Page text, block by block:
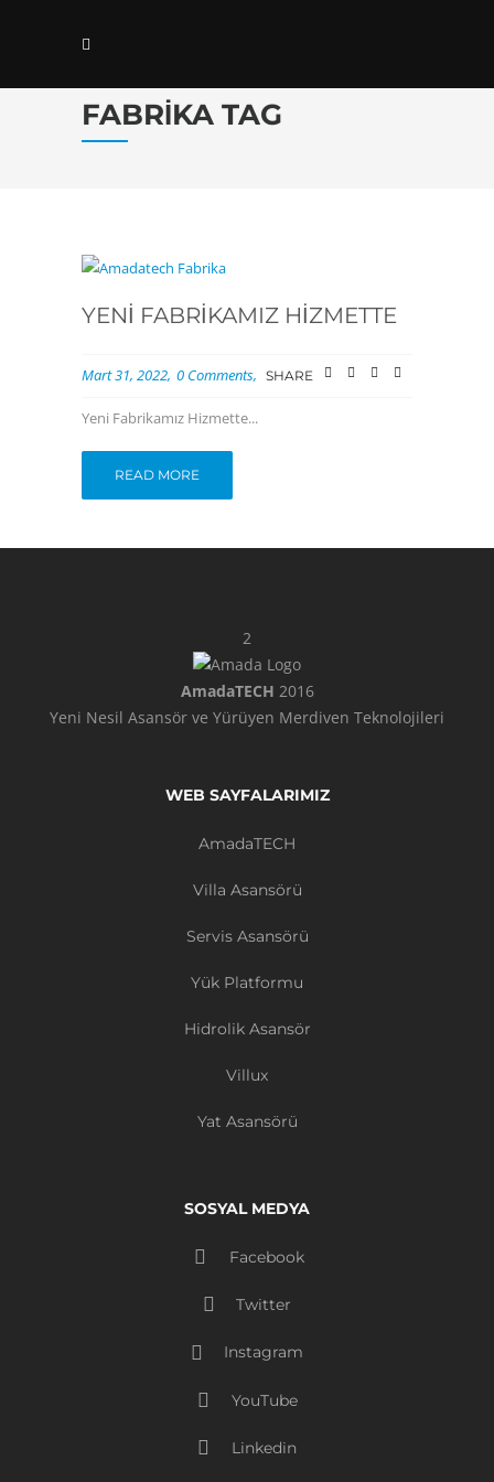
FABRIKA TAG
YENI FABRIKAMIZ HIZMETTE
Mart 31, 2022 0 Comments SHARE
Yeni Fabrikamız Hizmette...
READ MORE
2
AmadaTECH 2016
Yeni Nesil Asansör ve Yürüyen Merdiven Teknolojileri
WEB SAYFALARIMIZ
AmadaTECH
Villa Asansörü
Servis Asansörü
Yük Platformu
Hidrolik Asansör
Villux
Yat Asansörü
SOSYAL MEDYA
Facebook
Twitter
Instagram
YouTube
Linkedin